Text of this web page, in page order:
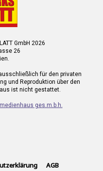
GmbH 2026
26
für den privaten
und Reproduktion über den
ist nicht gestattet.
ges.m.b.h.
AGB